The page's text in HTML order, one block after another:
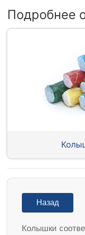
Подробнее
Назад
Колышки